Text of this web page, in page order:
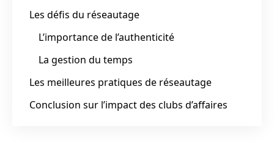
Les défis du réseautage
L’importance de l’authenticité
La gestion du temps
Les meilleures pratiques de réseautage
Conclusion sur l’impact des clubs d’affaires